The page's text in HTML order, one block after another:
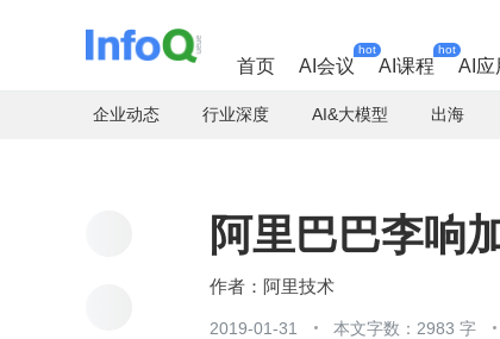
首页 AI会议
hot
AI课程
hot
AI应
企业动态 行业深度 AI&大模型 出海
阿里巴巴李响
阿里技术
2019-01-31 本文字数：2983 字